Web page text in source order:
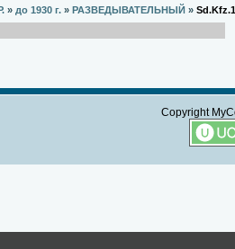
» до 1930 г. » РАЗВЕДЫВАТЕЛЬНЫЙ »
Copyright